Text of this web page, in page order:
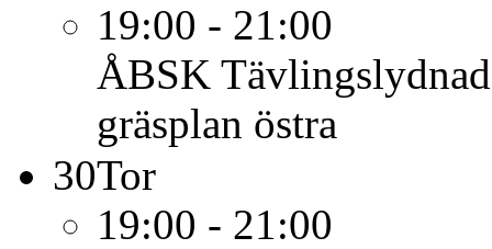
19:00 - 21:00
ÅBSK Tävlingslydnad
gräsplan östra
30Tor
19:00 - 21:00